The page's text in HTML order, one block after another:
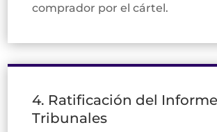
comprador por el cártel.
4. Ratificación del
Tribunales